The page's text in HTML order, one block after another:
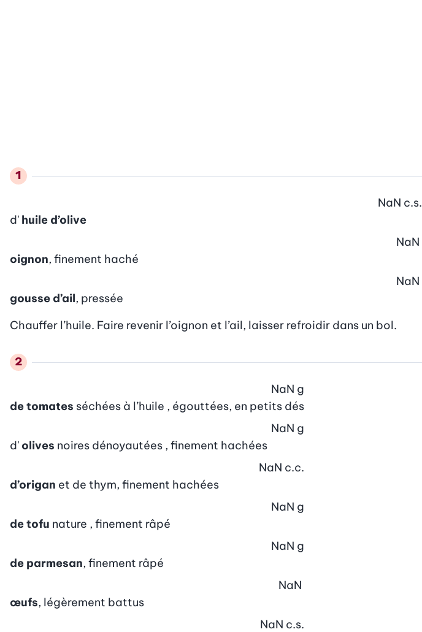
d' huile d’olive
NaN c.s.
oignon, finement haché
NaN
gousse d’ail, pressée
NaN
Chauffer l’huile. Faire revenir l’oignon et l’ail, laisser refroidir dans un bol.
de tomates séchées à l’huile , égouttées, en petits dés
NaN g
d' olives noires dénoyautées , finement hachées
NaN g
d’origan et de thym, finement hachées
NaN c.c.
de tofu nature , finement râpé
NaN g
de parmesan, finement râpé
NaN g
œufs, légèrement battus
NaN
NaN c.s.